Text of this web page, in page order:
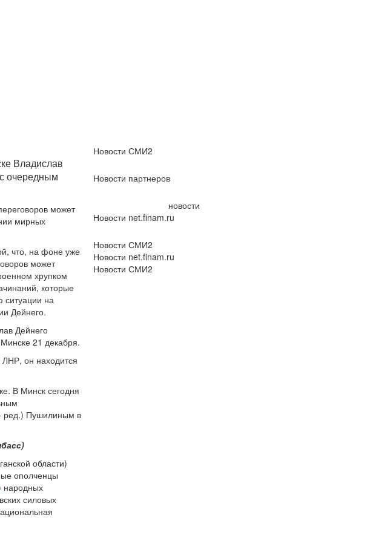
Владислав
очередным
может
мирных
что, на фоне уже
может
хрупком
которые
ситуации на
Дейнего.
Дейнего
21 декабря.
он находится
В Минск сегодня
ред.) Пушилиным в
области)
ополченцы
народных
силовых
Новости СМИ2
Новости партнеров
новости
Новости net.finam.ru
Новости СМИ2
Новости net.finam.ru
Новости СМИ2